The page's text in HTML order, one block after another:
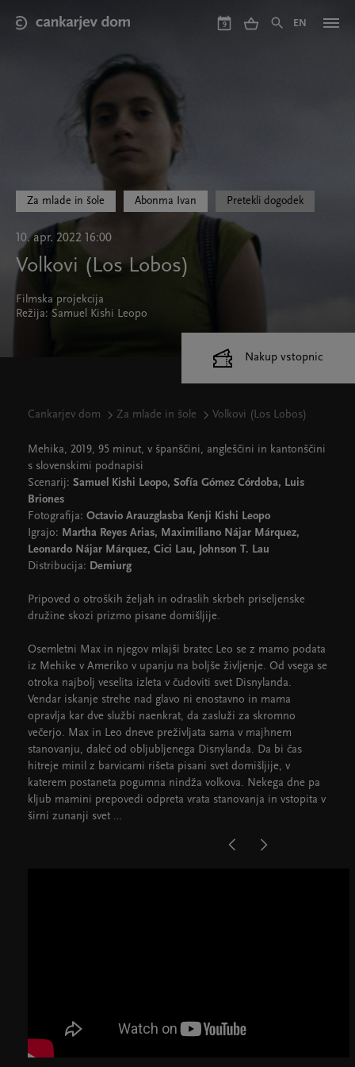
main
9 EN
Za mlade in šole Abonma Ivan Pretekli dogodek
10. apr. 2022 16:00
Volkovi (Los Lobos)
Filmska projekcija
Režija: Samuel Kishi Leopo
Cankarjev dom Za mlade in šole Volkovi (Los Lobos)
Mehika, 2019, 95 minut, v španščini, angleščini in kantonščini
s slovenskimi podnapisi
Scenarij: Samuel Kishi Leopo, Sofía Gómez Córdoba, Luis
Briones
Fotografija: Octavio Arauzglasba Kenji Kishi Leopo
Igrajo: Martha Reyes Arias, Maximiliano Nájar Márquez,
Leonardo Nájar Márquez, Cici Lau, Johnson T. Lau
Distribucija: Demiurg
Pripoved o otroških željah in odraslih skrbeh priseljenske
družine skozi prizmo pisane domišljije.
Osemletni Max in njegov mlajši bratec Leo se z mamo podata
iz Mehike v Ameriko v upanju na boljše življenje. Od vsega se
otroka najbolj veselita izleta v čudoviti svet Disnylanda.
Vendar iskanje strehe nad glavo ni enostavno in mama
opravlja kar dve službi naenkrat, da zasluži za skromno
večerjo. Max in Leo dneve preživljata sama v majhnem
stanovanju, daleč od obljubljenega Disnylanda. Da bi čas
hitreje minil z barvicami rišeta pisani svet domišljije, v
katerem postaneta pogumna nindža volkova. Nekega dne pa
kljub mamini prepovedi odpreta vrata stanovanja in vstopita v
širni zunanji svet …
Nakup vstopnic